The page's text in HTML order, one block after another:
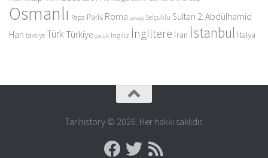
Osmanlı Papa Paris Roma savaş Selçuklu Sultan 2. Abdülhamid
Han tavsiye Türk Türkiye çocuk İngiliz İngiltere İran İstanbul İtalya
Tarihistory © 2026. Her hakkı saklıdır.